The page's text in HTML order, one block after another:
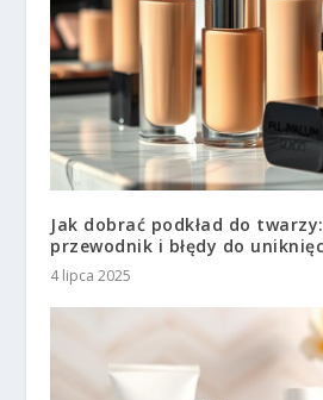
Jak dobrać podkład do
przewodnik i błędy do
4 lipca 2025